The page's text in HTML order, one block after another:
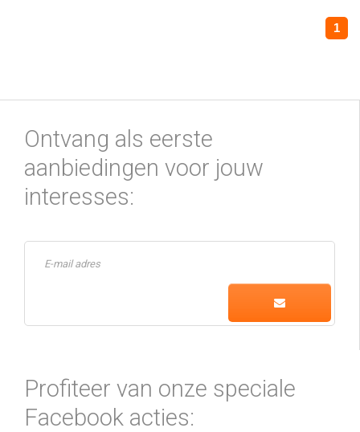
1
Ontvang als eerste
aanbiedingen voor jouw
interesses:
Profiteer van onze speciale
Facebook acties: